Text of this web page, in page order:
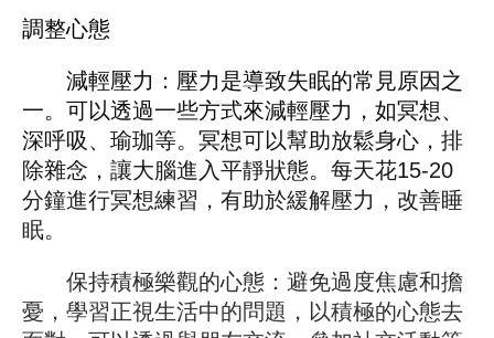
調整心態
減輕壓力：壓力是導致失眠的常見原因之
一。可以透過一些方式來減輕壓力，如冥想、
深呼吸、瑜珈等。冥想可以幫助放鬆身心，排
除雜念，讓大腦進入平靜狀態。每天花15-20
分鐘進行冥想練習，有助於緩解壓力，改善睡
眠。
保持積極樂觀的心態：避免過度焦慮和擔
憂，學習正視生活中的問題，以積極的心態去